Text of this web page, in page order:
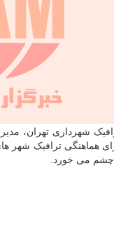
شهرداری تهران،
هماهنگی ترافیک
چشم می خورد.